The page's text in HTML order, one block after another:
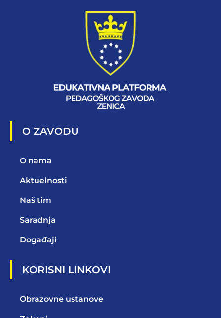
O ZAVODU
O nama
Aktuelnosti
Naš tim
Saradnja
Događaji
KORISNI LINKOVI
Obrazovne ustanove